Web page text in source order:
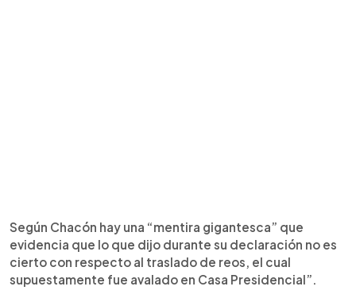
Según Chacón hay una “mentira gigantesca” que
evidencia que lo que dijo durante su declaración no es
cierto con respecto al traslado de reos, el cual
supuestamente fue avalado en Casa Presidencial”.